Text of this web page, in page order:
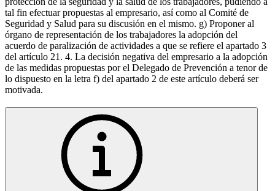
tal fin efectuar propuestas al empresario, así como al Comité de
Seguridad y Salud para su discusión en el mismo. g) Proponer al
órgano de representación de los trabajadores la adopción del
acuerdo de paralización de actividades a que se refiere el apartado 3
del artículo 21. 4. La decisión negativa del empresario a la adopción
de las medidas propuestas por el Delegado de Prevención a tenor de
lo dispuesto en la letra f) del apartado 2 de este artículo deberá ser
motivada.